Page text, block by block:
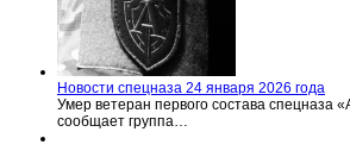
Новости спецназа 24 января 2026 года
Умер ветеран первого состава спецназа
сообщает группа…